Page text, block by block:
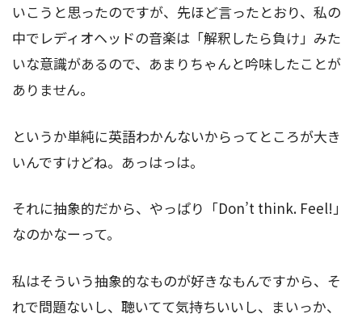
いこうと思ったのですが、先ほど言ったとおり、私の
中でレディオヘッドの音楽は「解釈したら負け」みた
いな意識があるので、あまりちゃんと吟味したことが
ありません。
というか単純に英語わかんないからってところが大き
いんですけどね。あっはっは。
それに抽象的だから、やっぱり「Don’t think. Feel!」
なのかなーって。
私はそういう抽象的なものが好きなもんですから、そ
れで問題ないし、聴いてて気持ちいいし、まいっか、